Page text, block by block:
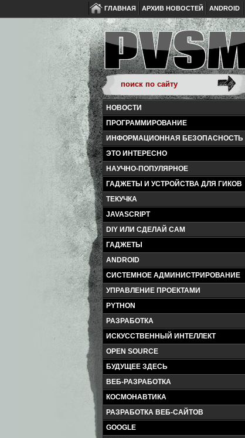
ГЛАВНАЯ АРХИВ НОВОСТЕЙ ANDROID
НОВОСТИ
ПРОГРАММИРОВАНИЕ
ИНФОРМАЦИОННАЯ БЕЗОПАСНОСТЬ
ЭТО ИНТЕРЕСНО
НАУЧНО-ПОПУЛЯРНОЕ
ГАДЖЕТЫ И УСТРОЙСТВА ДЛЯ ГИКОВ
ТЕКУЧКА
JAVASCRIPT
DIY ИЛИ СДЕЛАЙ САМ
ГАДЖЕТЫ
ANDROID
СИСТЕМНОЕ АДМИНИСТРИРОВАНИЕ
УПРАВЛЕНИЕ ПРОЕКТАМИ
PYTHON
РАЗРАБОТКА
ИСКУССТВЕННЫЙ ИНТЕЛЛЕКТ
OPEN SOURCE
БУДУЩЕЕ ЗДЕСЬ
ВЕБ-РАЗРАБОТКА
КОСМОНАВТИКА
РАЗРАБОТКА ВЕБ-САЙТОВ
GOOGLE